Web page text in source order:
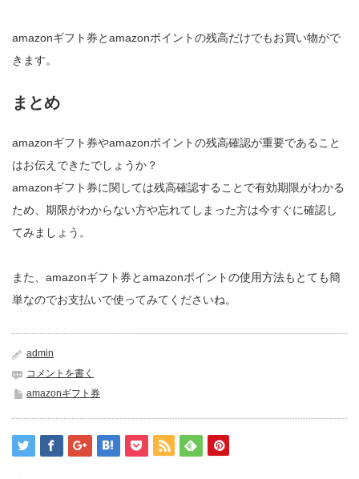
amazonギフト券とamazonポイントの残高だけでもお買い物がで
きます。
まとめ
amazonギフト券やamazonポイントの残高確認が重要であること
はお伝えできたでしょうか？
amazonギフト券に関しては残高確認することで有効期限がわかる
ため、期限がわからない方や忘れてしまった方は今すぐに確認し
てみましょう。
また、amazonギフト券とamazonポイントの使用方法もとても簡
単なのでお支払いで使ってみてくださいね。
admin
コメントを書く
amazonギフト券